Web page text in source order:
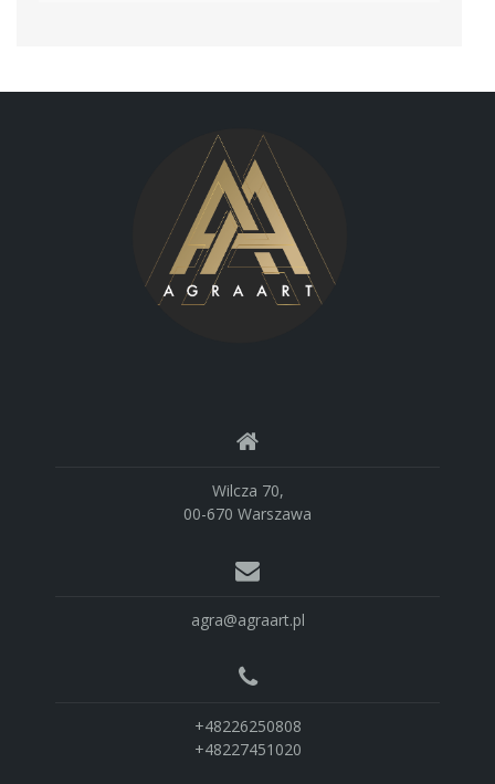
Wilcza 70,
00-670 Warszawa
agra@agraart.pl
+48226250808
+48227451020